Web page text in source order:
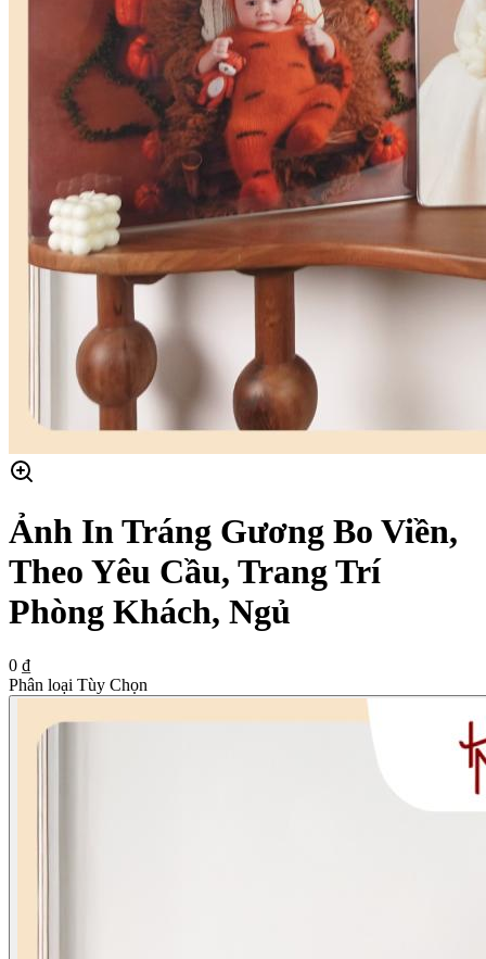
Ảnh In Tráng Gương Bo Viền,
Theo Yêu Cầu, Trang Trí
Phòng Khách, Ngủ
0 ₫
Phân loại Tùy Chọn